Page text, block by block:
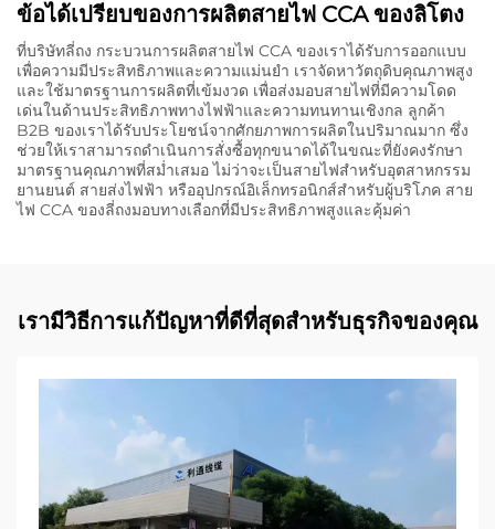
ข้อได้เปรียบของการผลิตสายไฟ CCA ของลิโตง
ที่บริษัทลี่ถง กระบวนการผลิตสายไฟ CCA ของเราได้รับการออกแบบ
เพื่อความมีประสิทธิภาพและความแม่นยำ เราจัดหาวัตถุดิบคุณภาพสูง
และใช้มาตรฐานการผลิตที่เข้มงวด เพื่อส่งมอบสายไฟที่มีความโดด
เด่นในด้านประสิทธิภาพทางไฟฟ้าและความทนทานเชิงกล ลูกค้า
B2B ของเราได้รับประโยชน์จากศักยภาพการผลิตในปริมาณมาก ซึ่ง
ช่วยให้เราสามารถดำเนินการสั่งซื้อทุกขนาดได้ในขณะที่ยังคงรักษา
มาตรฐานคุณภาพที่สม่ำเสมอ ไม่ว่าจะเป็นสายไฟสำหรับอุตสาหกรรม
ยานยนต์ สายส่งไฟฟ้า หรืออุปกรณ์อิเล็กทรอนิกส์สำหรับผู้บริโภค สาย
ไฟ CCA ของลี่ถงมอบทางเลือกที่มีประสิทธิภาพสูงและคุ้มค่า
เรามีวิธีการแก้ปัญหาที่ดีที่สุดสำหรับธุรกิจของคุณ